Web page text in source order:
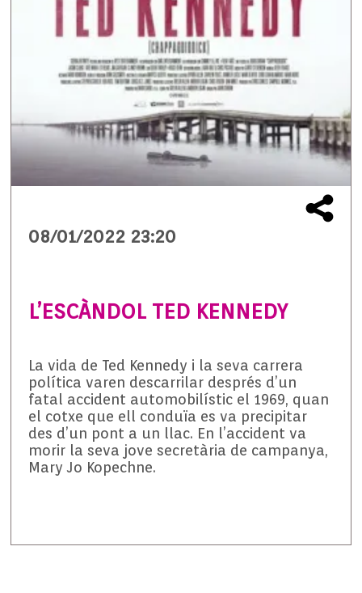
08/01/2022 23:20
L’ESCÀNDOL TED KENNEDY
La vida de Ted Kennedy i la seva carrera
política varen descarrilar després d’un
fatal accident automobilístic el 1969, quan
el cotxe que ell conduïa es va precipitar
des d’un pont a un llac. En l’accident va
morir la seva jove secretària de campanya,
Mary Jo Kopechne.